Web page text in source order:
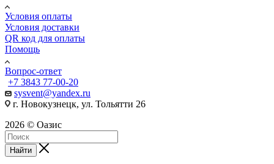
Условия оплаты
Условия доставки
QR код для оплаты
Помощь
Вопрос-ответ
+7 3843 77-00-20
sysvent@yandex.ru
г. Новокузнецк, ул. Тольятти 26
2026 © Оазис
Найти